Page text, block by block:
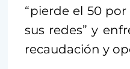
“pierde el 50
sus redes” y
recaudación y